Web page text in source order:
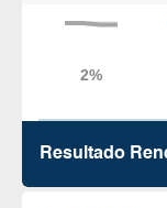
Resultado